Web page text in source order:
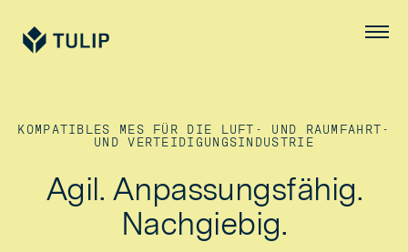
Tulip Menü
KOMPATIBLES MES FÜR DIE LUFT- UND RAUMFAHRT-
UND VERTEIDIGUNGSINDUSTRIE
Agil. Anpassungsfähig.
Nachgiebig.